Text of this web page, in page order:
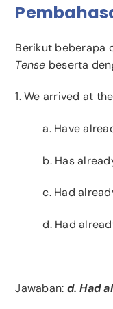
Berikut beberapa
Tense beserta
1. We arrived at
a. Have
b. Has
c. Had
d. Had
Jawaban: d. Had